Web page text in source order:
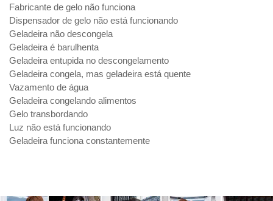
Fabricante de gelo não funciona
Dispensador de gelo não está funcionando
Geladeira não descongela
Geladeira é barulhenta
Geladeira entupida no descongelamento
Geladeira congela, mas geladeira está quente
Vazamento de água
Geladeira congelando alimentos
Gelo transbordando
Luz não está funcionando
Geladeira funciona constantemente